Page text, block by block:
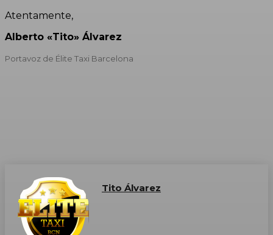
Atentamente,
Alberto «Tito» Álvarez
Portavoz de Élite Taxi Barcelona
Tito Álvarez